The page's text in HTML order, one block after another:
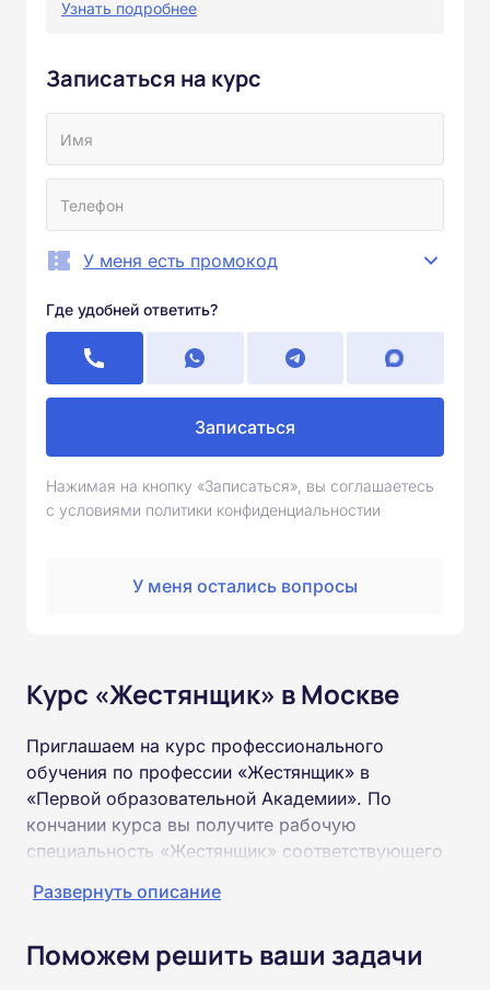
Узнать подробнее
Записаться на курс
У меня есть промокод
Где удобней ответить?
Записаться
Нажимая на кнопку «Записаться», вы соглашаетесь
с условиями политики конфиденциальностии
У меня остались вопросы
Курс «Жестянщик» в Москве
Приглашаем на курс профессионального
обучения по профессии «Жестянщик» в
«Первой образовательной Академии». По
кончании курса вы получите рабочую
специальность «Жестянщик» соответствующего
можно на базе неполного и полного среднего
Развернуть описание
Поможем решить ваши задачи